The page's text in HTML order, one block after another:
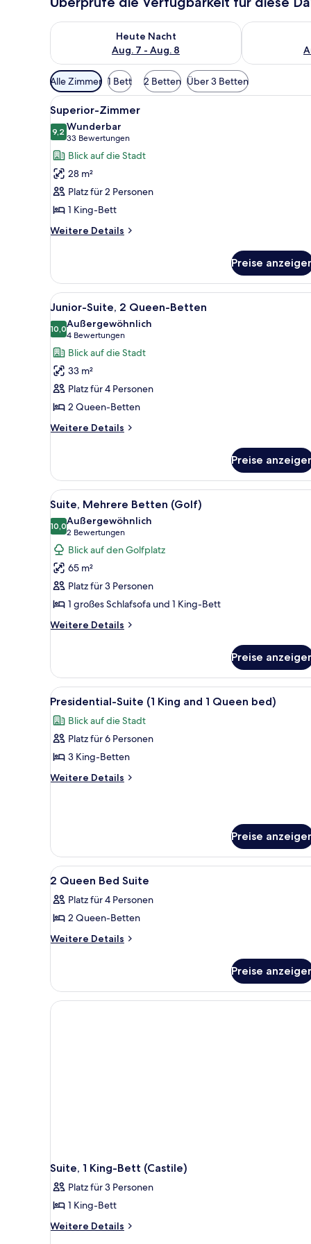
Heute Nacht
Aug. 7 - Aug. 8
Überprüfe die Verfügbarkeit für heute Nacht, Aug. 7
Überprüfe
Verfügbare
Filter
für
Zimmer
Alle Zimmer 1 Bett 2 Betten Über 3 Betten
Alle
Fotos
für
Superior-
Zimmer
anzeigen
Ein Schlafzimmer mit einem
5
Superior-Zimmer
9,29,2 von 10
Wunderbar
33 Bewertungen
(33
Bewertungen)
Blick auf die Stadt
28 m²
Platz für 2 Personen
1 King-Bett
Weitere Details
Weitere
Zimmer
Preise
Alle
Fotos
für
Junior-
Suite,
2 Queen-
Betten
anzeigen
Junior-Suite, 2 Queen-
5
Junior-Suite, 2 Queen-Betten
10,010,0 von 10
Außergewöhnlich
4 Bewertungen
(4
Bewertungen)
Blick auf die Stadt
33 m²
Platz für 4 Personen
2 Queen-Betten
Weitere Details
Weitere
Suite,
2 Queen-
Betten
Preise
Alle
Fotos
für
Suite,
Mehrere
Betten
(Golf)
anzeigen
Ein geräumiges
7
Suite, Mehrere Betten (Golf)
10,010,0 von 10
Außergewöhnlich
2 Bewertungen
(2
Bewertungen)
Blick auf den Golfplatz
65 m²
Platz für 3 Personen
1 großes Schlafsofa und 1 King-Bett
Weitere Details
Weitere
Mehrere
Betten
(Golf)
Preise
Alle
Fotos
für
Presidential-
Suite
(1
bed)
anzeigen
Presidential-Suite (1 King
4
Presidential-Suite (1 King and 1 Queen bed)
Blick auf die Stadt
Platz für 6 Personen
3 King-Betten
Weitere Details
Weitere
King
and
1
bed)
Preise
Alle
Fotos
für
2
Queen
anzeigen
Hochwertige Bettwaren,
4
2 Queen Bed Suite
Platz für 4 Personen
2 Queen-Betten
Weitere Details
Weitere
Queen
Bed
Suite
Preise
Suite, 1 King-Bett (Castile)
Platz für 3 Personen
1 King-Bett
Weitere Details
Weitere